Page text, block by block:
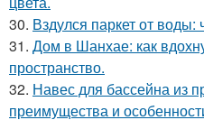
30. Вздулся паркет от воды:
31. Дом в Шанхае: как
пространство.
32. Навес для бассейна из
преимущества и